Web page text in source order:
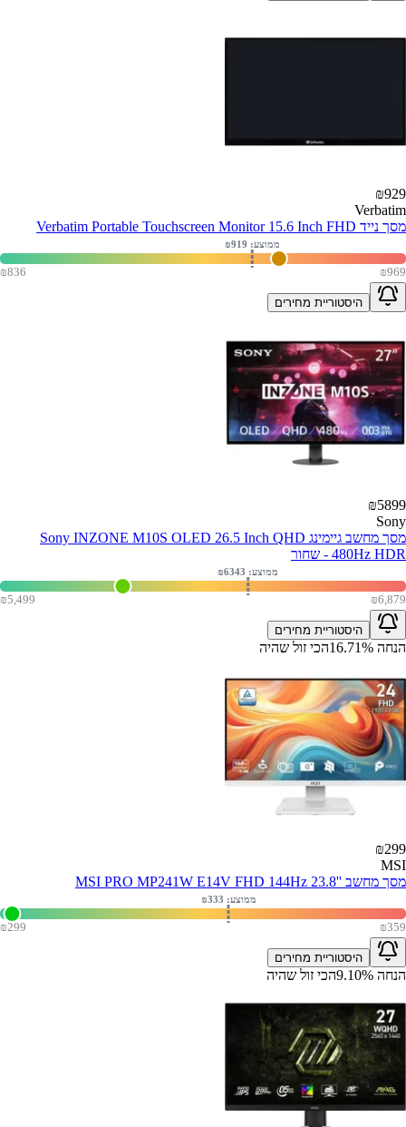
₪929
Verbatim
מסך נייד Verbatim Portable Touchscreen Monitor 15.6 Inch FHD
₪836 ₪969
ממוצע: ₪ 919
היסטוריית מחירים
₪5899
Sony
מסך מחשב גיימינג Sony INZONE M10S OLED 26.5 Inch QHD
480Hz HDR - שחור
₪5,499 ₪6,879
ממוצע: ₪ 6343
היסטוריית מחירים
הנחה 16.71% הכי זול שהיה
₪299
MSI
מסך מחשב ''MSI PRO MP241W E14V FHD 144Hz 23.8
₪299 ₪359
ממוצע: ₪ 333
היסטוריית מחירים
הנחה 9.10% הכי זול שהיה